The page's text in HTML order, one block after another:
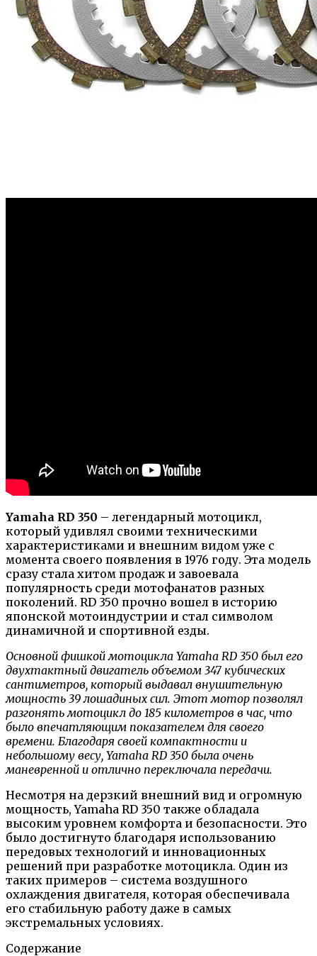
Yamaha RD 350 – легендарный мотоцикл,
который удивлял своими техническими
характеристиками и внешним видом уже с
момента своего появления в 1976 году. Эта модель
сразу стала хитом продаж и завоевала
популярность среди мотофанатов разных
поколений. RD 350 прочно вошел в историю
японской мотоиндустрии и стал символом
динамичной и спортивной езды.
Основной фишкой мотоцикла Yamaha RD 350 был его
двухтактный двигатель объемом 347 кубических
сантиметров, который выдавал внушительную
мощность 39 лошадиных сил. Этот мотор позволял
разгонять мотоцикл до 185 километров в час, что
было впечатляющим показателем для своего
времени. Благодаря своей компактности и
небольшому весу, Yamaha RD 350 была очень
маневренной и отлично переключала передачи.
Несмотря на дерзкий внешний вид и огромную
мощность, Yamaha RD 350 также обладала
высоким уровнем комфорта и безопасности. Это
было достигнуто благодаря использованию
передовых технологий и инновационных
решений при разработке мотоцикла. Один из
таких примеров – система воздушного
охлаждения двигателя, которая обеспечивала
его стабильную работу даже в самых
экстремальных условиях.
Содержание